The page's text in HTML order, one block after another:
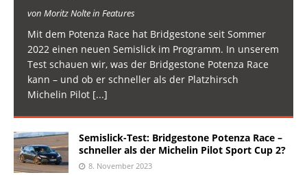
von Moritz Nolte in Features
Mit dem Potenza Race hat Bridgestone seit Sommer
2022 einen neuen Semislick im Programm. In unserem
Test schauen wir, was der Bridgestone Potenza Race
kann – und ob er schneller als der Platzhirsch
Michelin Pilot [...]
Semislick-Test: Bridgestone Potenza Race –
schneller als der Michelin Pilot Sport Cup 2?
8. November 2023